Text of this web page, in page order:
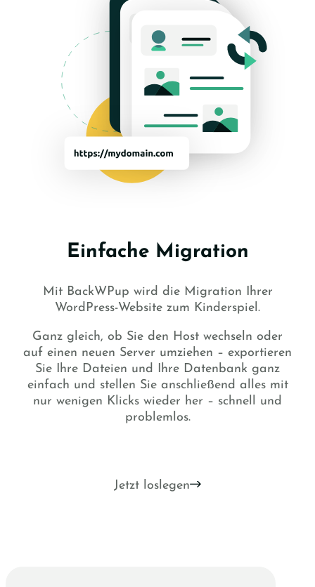
Einfache Migration
Mit BackWPup wird die Migration Ihrer
WordPress-Website zum Kinderspiel.
Ganz gleich, ob Sie den Host wechseln oder
auf einen neuen Server umziehen – exportieren
Sie Ihre Dateien und Ihre Datenbank ganz
einfach und stellen Sie anschließend alles mit
nur wenigen Klicks wieder her – schnell und
problemlos.
Jetzt loslegen